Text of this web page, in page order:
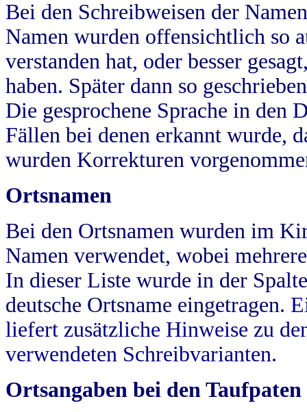
Bei den Schreibweisen der
Namen wurden offensichtlich so
verstanden hat, oder besser
haben. Später dann so
Die gesprochene Sprache in
Fällen bei denen erkannt wurde,
wurden Korrekturen
Ortsnamen
Bei den Ortsnamen wurden im
Namen verwendet, wobei
In dieser Liste wurde in der
deutsche Ortsname eingetragen.
liefert zusätzliche Hinweise zu
verwendeten Schreibvarianten.
Ortsangaben bei den Taufpaten